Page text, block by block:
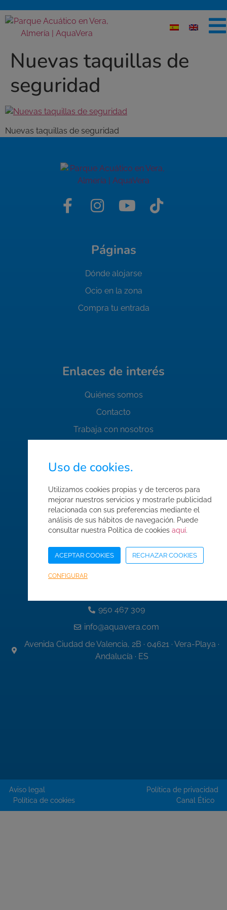
Nuevas taquillas de
seguridad
Nuevas taquillas de seguridad
Páginas
Dónde alojarse
Ocio en la zona
Compra tu entrada
Enlaces de interés
Quiénes somos
Contacto
Trabaja con nosotros
Normas de seguridad
Mapa web
Acceso Área Corporativa
Datos de contacto
950 467 309
info@aquavera.com
Avenida Ciudad de Valencia, 2B · 04621 · Vera-Playa ·
Andalucía · ES
Aviso legal
Política de privacidad
Política de cookies
Canal Ético
Uso de cookies.
Utilizamos cookies propias y de terceros para
mejorar nuestros servicios y mostrarle publicidad
relacionada con sus preferencias mediante el
análisis de sus hábitos de navegación. Puede
consultar nuestra Política de cookies aquí.
ACEPTAR COOKIES RECHAZAR COOKIES
CONFIGURAR